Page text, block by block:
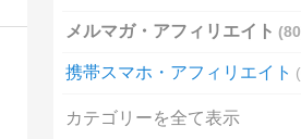
メルマガ・アフィリエイト 80
携帯スマホ・アフィリエイト
カテゴリーを全て表示